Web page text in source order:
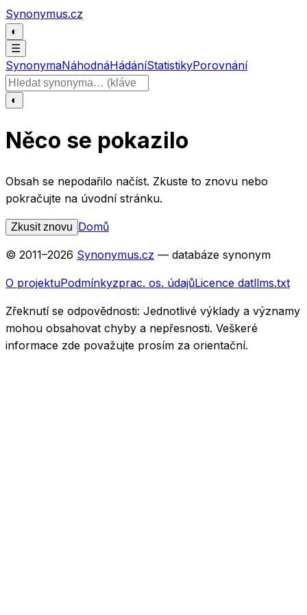
Přeskočit na obsah
Synonymus.cz
◐
☰
SynonymaNáhodnáHádáníStatistikyPorovnání
Hledat slovo
◐
Něco se pokazilo
Obsah se nepodařilo načíst. Zkuste to znovu nebo
pokračujte na úvodní stránku.
Zkusit znovu Domů
© 2011–2026 Synonymus.cz — databáze synonym
O projektuPodmínkyzprac. os. údajůLicence datllms.txt
Zřeknutí se odpovědnosti: Jednotlivé výklady a významy
mohou obsahovat chyby a nepřesnosti. Veškeré
informace zde považujte prosím za orientační.